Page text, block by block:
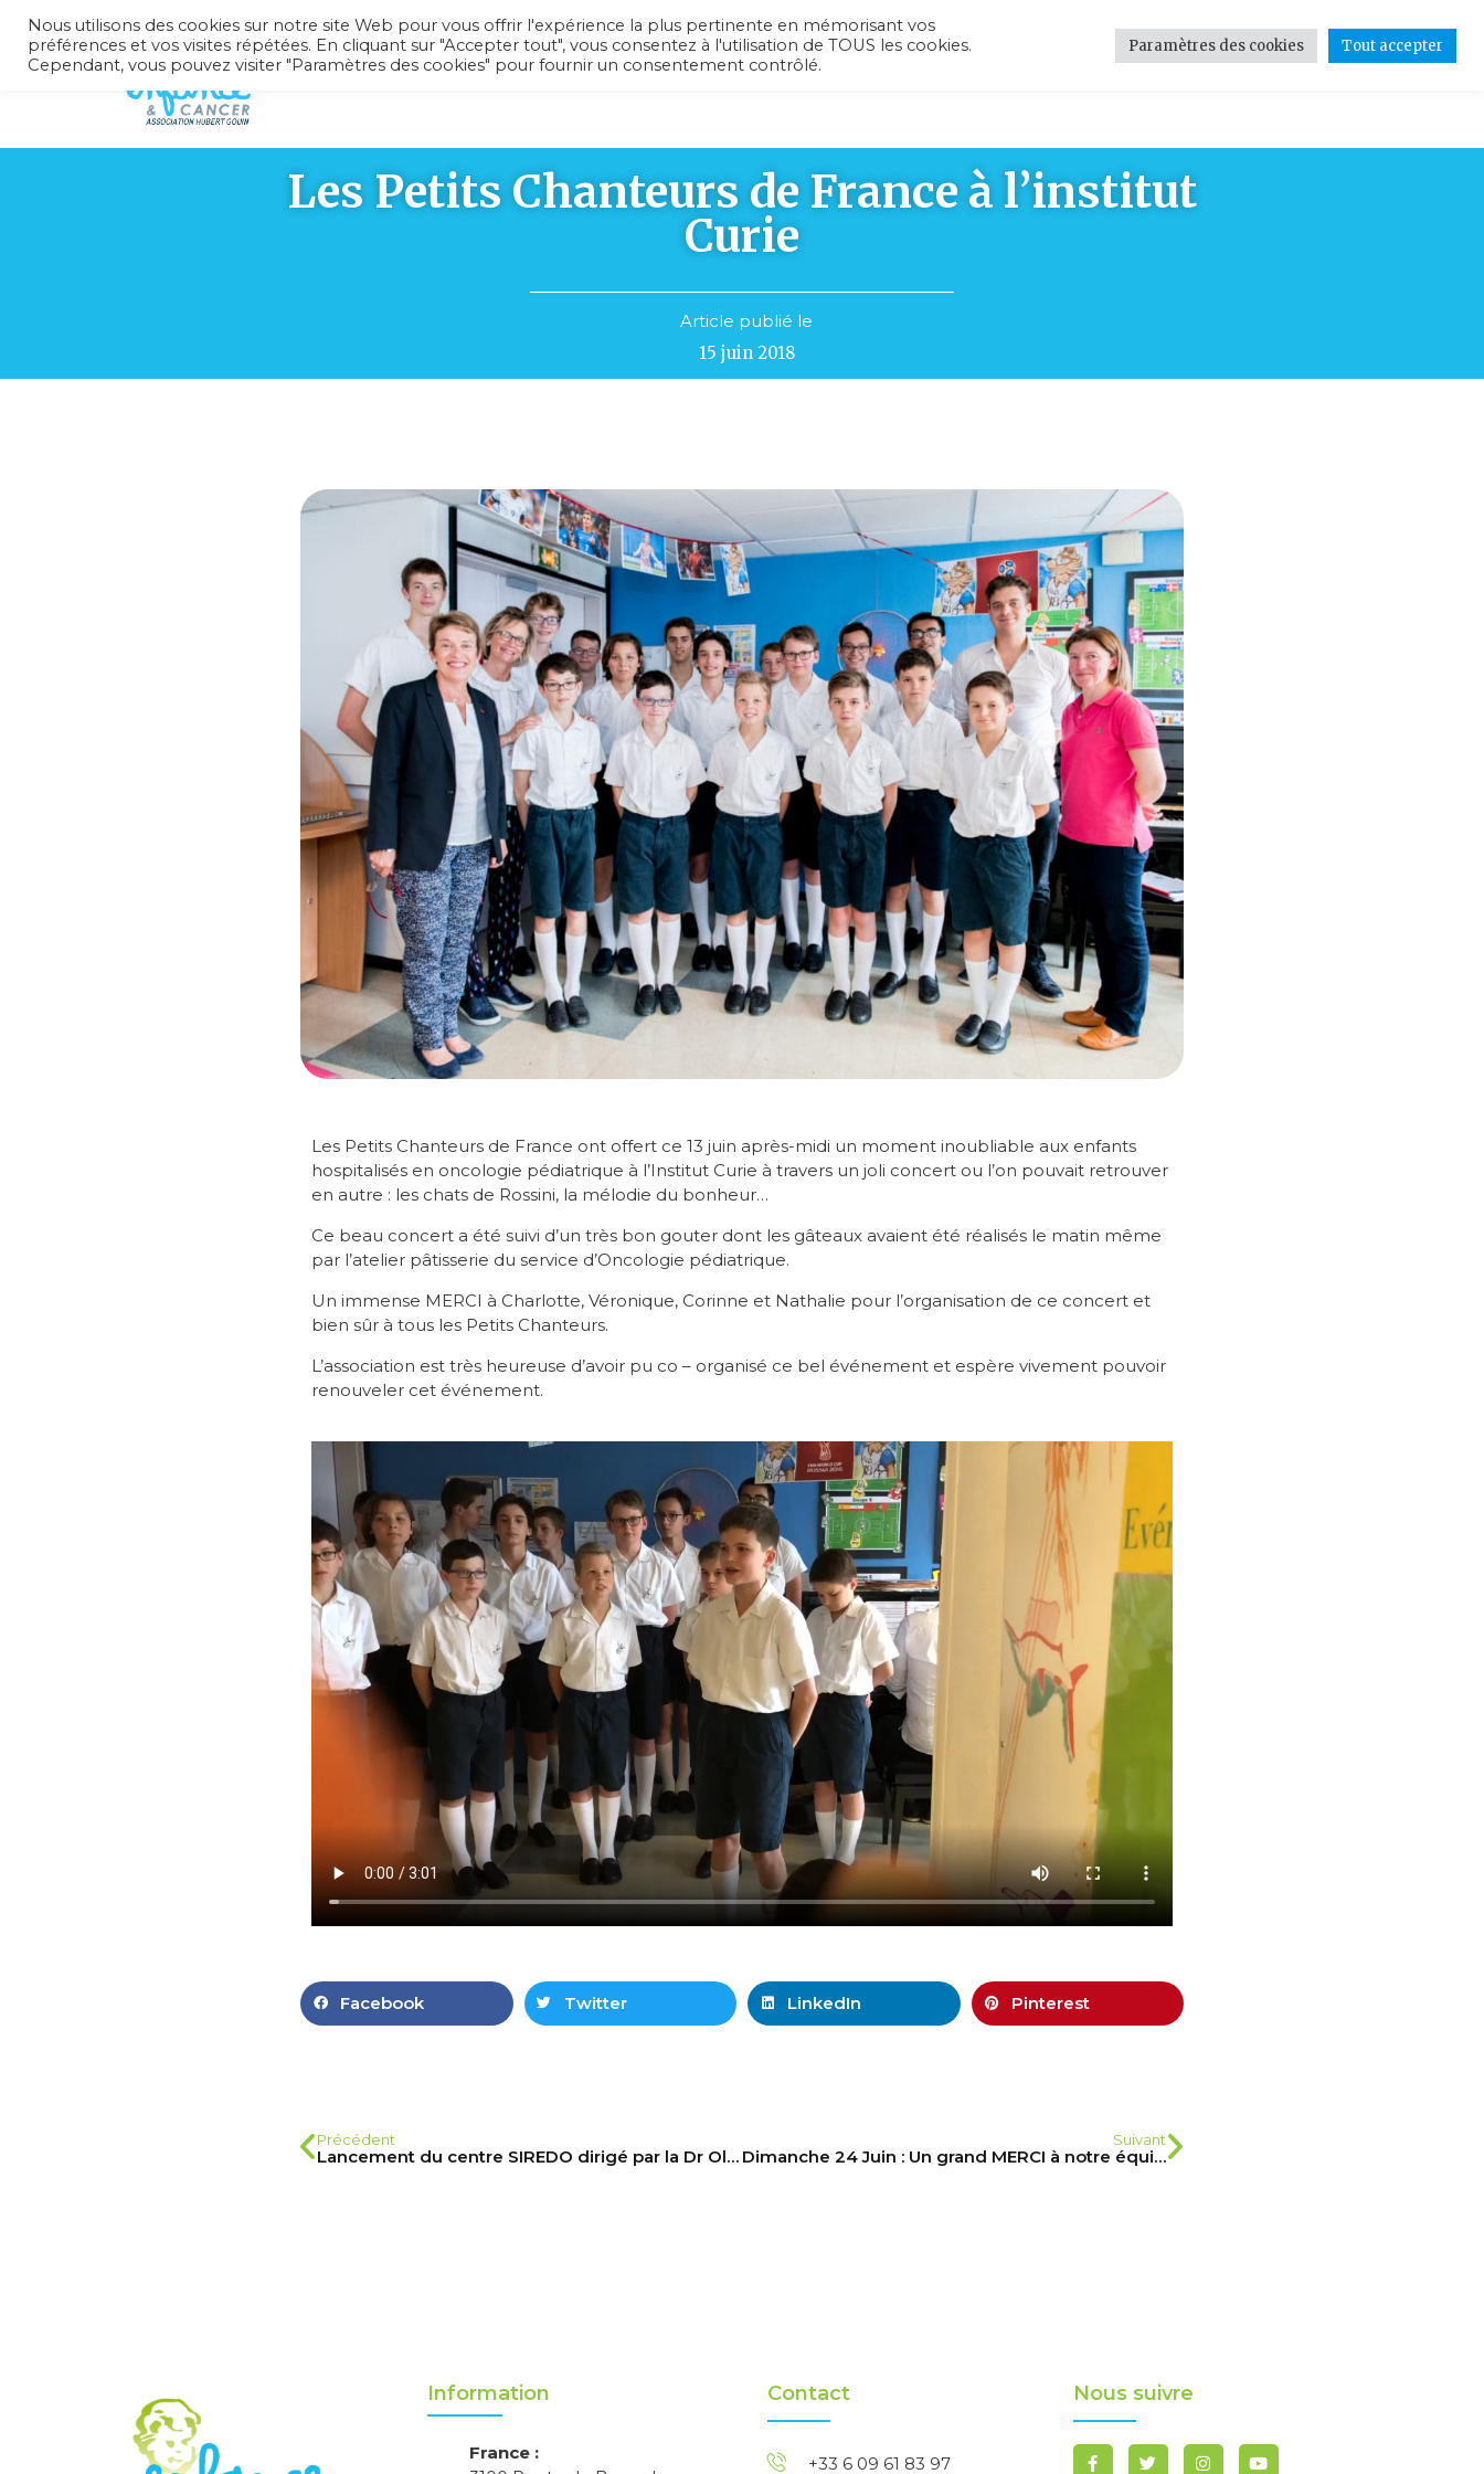
L’association Recherche médicale
Les Petits Chanteurs de France à l’institut
Curie
Article publié le
15 juin 2018
Les Petits Chanteurs de France ont offert ce 13 juin après-midi un moment inoubliable aux enfants
hospitalisés en oncologie pédiatrique à l’Institut Curie à travers un joli concert ou l’on pouvait retrouver
en autre : les chats de Rossini, la mélodie du bonheur…
Ce beau concert a été suivi d’un très bon gouter dont les gâteaux avaient été réalisés le matin même
par l’atelier pâtisserie du service d’Oncologie pédiatrique.
Un immense MERCI à Charlotte, Véronique, Corinne et Nathalie pour l’organisation de ce concert et
bien sûr à tous les Petits Chanteurs.
L’association est très heureuse d’avoir pu co – organisé ce bel événement et espère vivement pouvoir
renouveler cet événement.
Facebook Twitter LinkedIn Pinterest
Précédent
Lancement du centre SIREDO dirigé par la Dr Olivier Delattre à Curie, un modèle du genre.
Suivant
Dimanche 24 Juin : Un grand MERCI à notre équipe de choc
Information
France :
Contact
+33 6 09 61 83 97
Nous suivre
Nous utilisons des cookies sur notre site Web pour vous offrir l'expérience la plus pertinente en mémorisant vos
préférences et vos visites répétées. En cliquant sur "Accepter tout", vous consentez à l'utilisation de TOUS les cookies.
Cependant, vous pouvez visiter "Paramètres des cookies" pour fournir un consentement contrôlé.
Paramètres des cookies Tout accepter